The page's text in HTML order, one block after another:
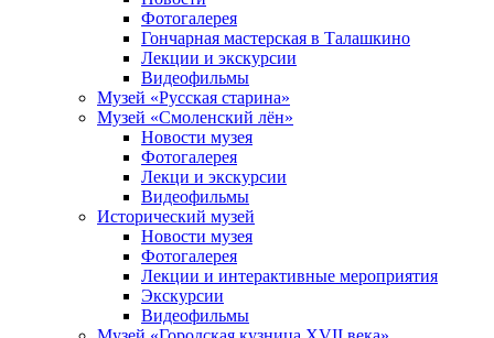
Фотогалерея
Гончарная мастерская в Талашкино
Лекции и экскурсии
Видеофильмы
Музей «Русская старина»
Музей «Смоленский лён»
Новости музея
Фотогалерея
Лекци и экскурсии
Видеофильмы
Исторический музей
Новости музея
Фотогалерея
Лекции и интерактивные мероприятия
Экскурсии
Видеофильмы